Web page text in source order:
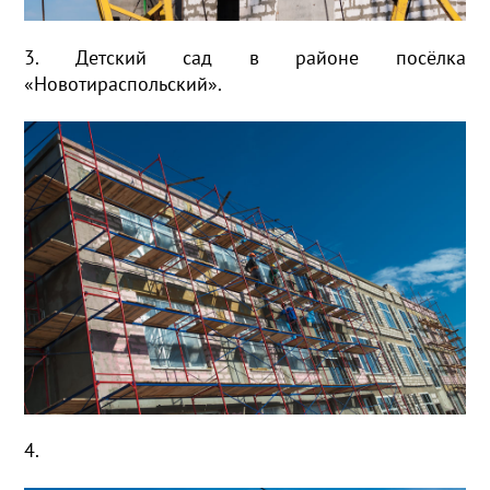
3. Детский сад в районе посёлка
«Новотираспольский».
4.